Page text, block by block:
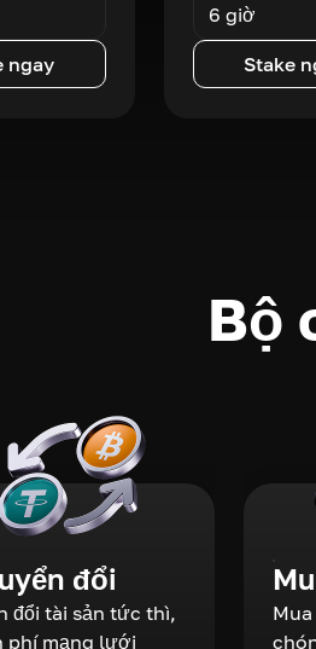
ngay
6 giờ
Stake
Bộ
đổi
đổi tài sản tức thì,
phí mạng lưới